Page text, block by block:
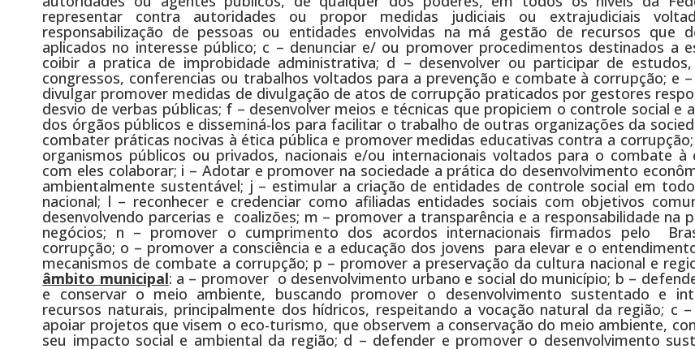
representar contra autoridades ou propor medidas judiciais ou extrajudiciais
responsabilização de pessoas ou entidades envolvidas na má gestão de recursos que
aplicados no interesse público; c – denunciar e/ ou promover procedimentos destinados a
coibir a pratica de improbidade administrativa; d – desenvolver ou participar de estudos,
congressos, conferencias ou trabalhos voltados para a prevenção e combate à corrupção; e
divulgar promover medidas de divulgação de atos de corrupção praticados por gestores
desvio de verbas públicas; f – desenvolver meios e técnicas que propiciem o controle social e
dos órgãos públicos e disseminá-los para facilitar o trabalho de outras organizações da
combater práticas nocivas à ética pública e promover medidas educativas contra a
organismos públicos ou privados, nacionais e/ou internacionais voltados para o combate à
com eles colaborar; i – Adotar e promover na sociedade a prática do desenvolvimento
ambientalmente sustentável; j – estimular a criação de entidades de controle social em
nacional; l – reconhecer e credenciar como afiliadas entidades sociais com objetivos
desenvolvendo parcerias e coalizões; m – promover a transparência e a responsabilidade na
negócios; n – promover o cumprimento dos acordos internacionais firmados pelo
corrupção; o – promover a consciência e a educação dos jovens para elevar e o
mecanismos de combate a corrupção; p – promover a preservação da cultura nacional e
âmbito municipal: a – promover o desenvolvimento urbano e social do município; b –
e conservar o meio ambiente, buscando promover o desenvolvimento sustentado e
recursos naturais, principalmente dos hídricos, respeitando a vocação natural da região; c
apoiar projetos que visem o eco-turismo, que observem a conservação do meio ambiente,
seu impacto social e ambiental da região; d – defender e promover o desenvolvimento